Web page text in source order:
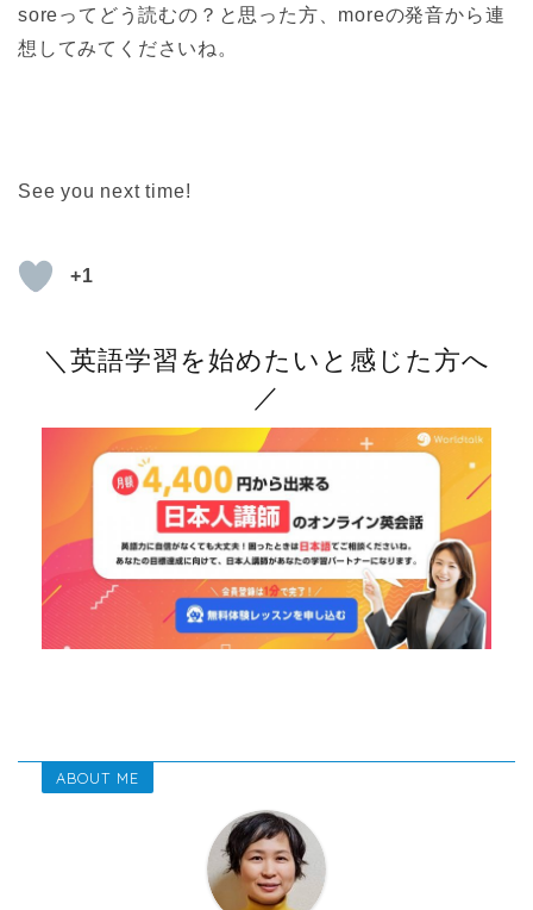
soreってどう読むの？と思った方、moreの発音から連
想してみてくださいね。
See you next time!
+1
＼英語学習を始めたいと感じた方へ
／
ABOUT ME